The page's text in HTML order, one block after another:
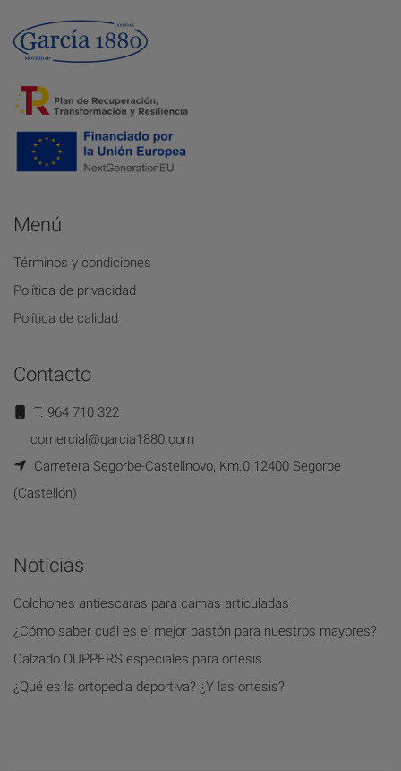
Menú
Términos y condiciones
Política de privacidad
Política de calidad
Contacto
T. 964 710 322
comercial@garcia1880.com
Carretera Segorbe-Castellnovo, Km.0 12400 Segorbe
(Castellón)
Noticias
Colchones antiescaras para camas articuladas
¿Cómo saber cuál es el mejor bastón para nuestros mayores?
Calzado OUPPERS especiales para ortesis
¿Qué es la ortopedia deportiva? ¿Y las ortesis?